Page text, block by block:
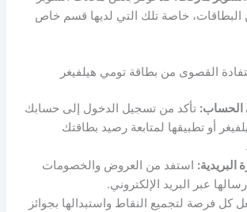
خاصة تلك التي لديها قسم خاص
القصوى من بطاقة تومي هيلفيغر
الحساب: تأكد من تسجيل الدخول إلى حسابك
أو تطبيقها لمتابعة رصيد بطاقتك
البريدية: استفد من العروض والخصومات
عبر البريد الإلكتروني.
كل فرصة لتجميع النقاط واستبدالها بجوائز